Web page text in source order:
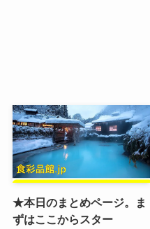
★本日のまとめページ。ま
ずはここからスター